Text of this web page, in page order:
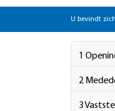
U bevindt
1
2
3